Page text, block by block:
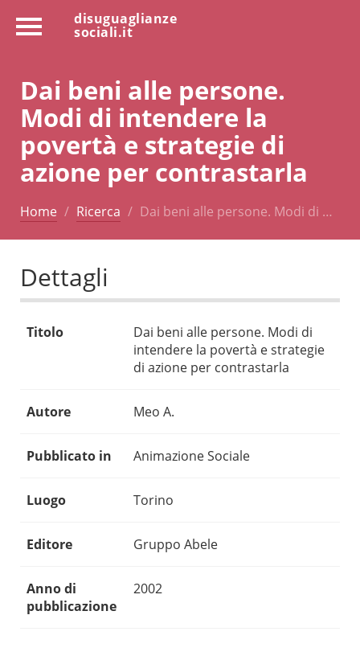
disuguaglianze
sociali.it
Dai beni alle persone.
Modi di intendere la
povertà e strategie di
azione per contrastarla
Home Ricerca Dai beni alle persone. Modi di …
Dettagli
Titolo
Dai beni alle persone. Modi di
intendere la povertà e strategie
di azione per contrastarla
Autore Meo A.
Pubblicato in Animazione Sociale
Luogo Torino
Editore Gruppo Abele
Anno di
pubblicazione
2002